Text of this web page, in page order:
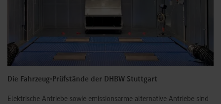
Die Fahrzeug-Prüfstände der DHBW Stuttgart
Elektrische Antriebe sowie emissionsarme alternative Antriebe sind